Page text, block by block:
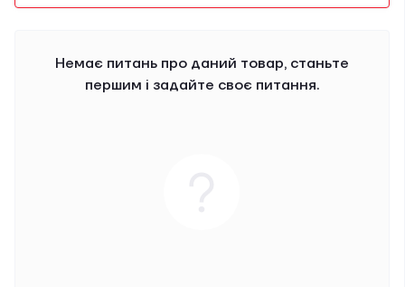
Немає питань про даний товар, станьте
першим і задайте своє питання.